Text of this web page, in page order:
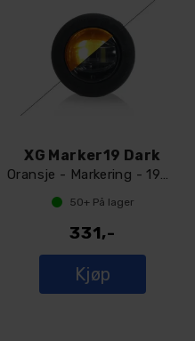
XG Marker19 Dark
Oransje - Markering - 19mm.
50+På lager
331,-
Kjøp